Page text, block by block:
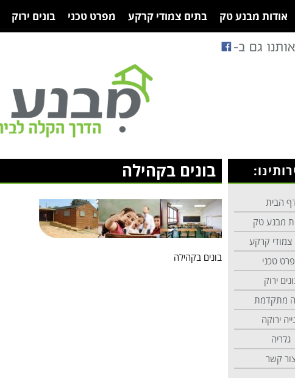
אודות מבנע טק בתים צמודי קרקע מפרט טכני בונים ירוק
בונים בקהילה
בונים בקהילה
הבית
מבנע טק
צמודי קרקע
טכני
ירוק
מתקדמת
ירוקה
גלריה
קשר